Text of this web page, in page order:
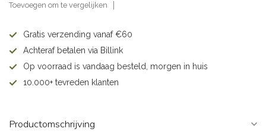
Toevoegen om te vergelijken
Gratis verzending vanaf €60
Achteraf betalen via Billink
Op voorraad is vandaag besteld, morgen in huis
10.000+ tevreden klanten
Productomschrijving